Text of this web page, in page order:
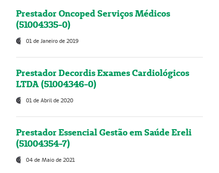
Prestador Oncoped Serviços Médicos
(51004335-0)
01 de Janeiro de 2019
Prestador Decordis Exames Cardiológicos
LTDA (51004346-0)
01 de Abril de 2020
Prestador Essencial Gestão em Saúde Ereli
(51004354-7)
04 de Maio de 2021